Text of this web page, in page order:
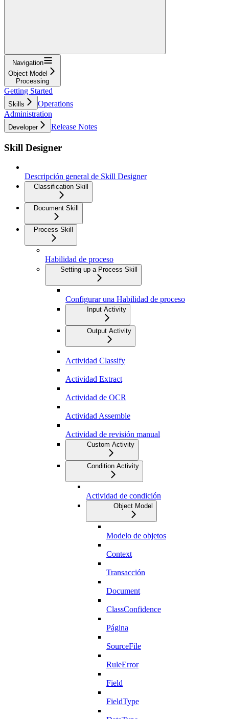
Navigation
Object Model
Processing
Getting Started
Skills
Operations
Administration
Developer Release Notes
Skill Designer
Descripción general de Skill Designer
Classification Skill
Document Skill
Process Skill
Habilidad de proceso
Setting up a Process Skill
Configurar una Habilidad de proceso
Input Activity
Output Activity
Actividad Classify
Actividad Extract
Actividad de OCR
Actividad Assemble
Actividad de revisión manual
Custom Activity
Condition Activity
Actividad de condición
Object Model
Modelo de objetos
Context
Transacción
Document
ClassConfidence
Página
SourceFile
RuleError
Field
FieldType